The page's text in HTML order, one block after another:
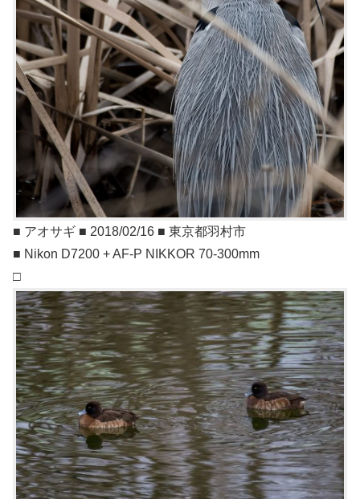
■ アオサギ ■ 2018/02/16 ■ 東京都羽村市
■ Nikon D7200 + AF-P NIKKOR 70-300mm
□